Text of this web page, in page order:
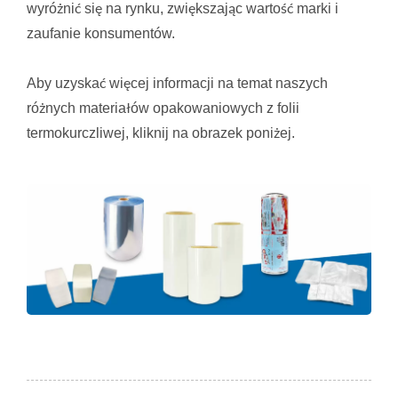
wyróżnić się na rynku, zwiększając wartość marki i
zaufanie konsumentów.
Aby uzyskać więcej informacji na temat naszych
różnych materiałów opakowaniowych z folii
termokurczliwej, kliknij na obrazek poniżej.